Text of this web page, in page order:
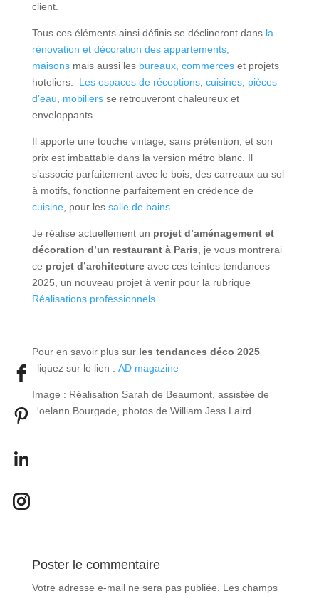
client.
Tous ces éléments ainsi définis se déclineront dans la
rénovation et décoration des appartements,
maisonsmais aussi les bureaux, commerceset projets
hoteliers. Les espaces de réceptions, cuisines, pièces
d’eau
mobiliersse retrouveront chaleureux et
enveloppants.
Il apporte une touche vintage, sans prétention, et son
prix est imbattable dans la version métro blanc. Il
s’associe parfaitement avec le bois, des carreaux au sol
à motifs, fonctionne parfaitement en crédence de
cuisine, pour les salle de bains.
Je réalise actuellement un projet d’aménagement et
décoration d’un restaurant à Paris , je vous montrerai
ce projet d’architecture avec ces teintes tendances
2025, un nouveau projet à venir pour la rubrique
Réalisations professionnels
Pour en savoir plus sur les tendances déco 2025
cliquez sur le lien : AD magazine
Image : Réalisation Sarah de Beaumont, assistée de
Noelann Bourgade, photos de William Jess Laird
Poster le commentaire
Votre adresse e-mail ne sera pas publiée.
Les champs